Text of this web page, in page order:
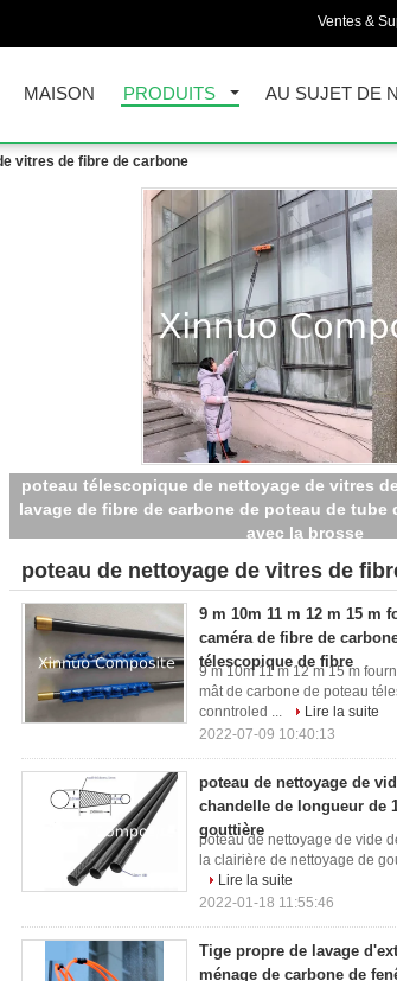
Ventes &
MAISON PRODUITS AU SUJET DE
vitres de fibre de carbone
poteau de nettoyage de vide de gouttière
chandelle de longueur de 27ft pour la clairière
poteau de nettoyage de vitres de
9 m 10m 11 m 12 m 15 m
caméra de fibre de
télescopique de fibre
9 m 10m 11 m 12 m 15 m
mât de carbone de poteau
conntroled ...
Lire la suite
2022-07-09 10:40:13
poteau de nettoyage de
chandelle de longueur de
gouttière
poteau de nettoyage de vide
la clairière de nettoyage de
Lire la suite
2022-01-18 11:55:46
Tige propre de lavage
ménage de carbone de